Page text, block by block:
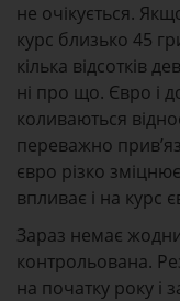
не очікується.
курс близько 45
кілька відсотків
ні про що. Євро і
коливаються
переважно
євро різко
впливає і на курс
Зараз немає
контрольована.
на початку року і